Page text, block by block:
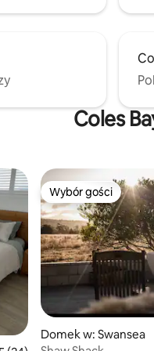
Coles
Wybór gości
Wybór gości
Domek w: Swansea